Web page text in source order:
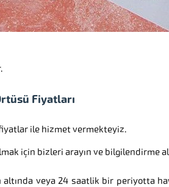
Fiyatları
ile hizmet vermekteyiz.
için bizleri arayın ve bilgilendirme
veya 24 saatlik bir periyotta